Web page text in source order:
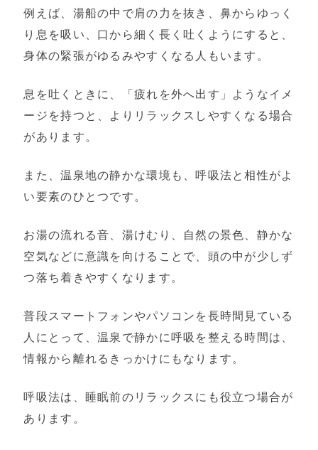
例えば、湯船の中で肩の力を抜き、鼻からゆっく
り息を吸い、口から細く長く吐くようにすると、
身体の緊張がゆるみやすくなる人もいます。
息を吐くときに、「疲れを外へ出す」ようなイメ
ージを持つと、よりリラックスしやすくなる場合
があります。
また、温泉地の静かな環境も、呼吸法と相性がよ
い要素のひとつです。
お湯の流れる音、湯けむり、自然の景色、静かな
空気などに意識を向けることで、頭の中が少しず
つ落ち着きやすくなります。
普段スマートフォンやパソコンを長時間見ている
人にとって、温泉で静かに呼吸を整える時間は、
情報から離れるきっかけにもなります。
呼吸法は、睡眠前のリラックスにも役立つ場合が
あります。